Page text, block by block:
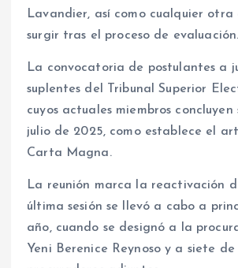
Lavandier, así como cualquier otra
surgir tras el proceso de evaluación.
La convocatoria de postulantes a
suplentes del Tribunal Superior
cuyos actuales miembros
julio de 2025, como establece el
Carta Magna.
La reunión marca la reactivación
última sesión se llevó a cabo a
año, cuando se designó a la
Yeni Berenice Reynoso y a siete de